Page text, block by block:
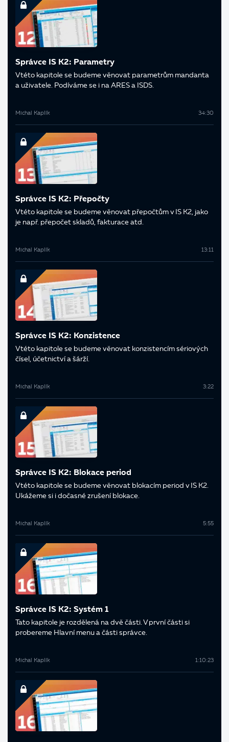
Správce IS K2: Parametry
V této kapitole se budeme věnovat parametrům mandanta
a uživatele. Podíváme se i na ARES a ISDS.
Michal Kaplík 34:30
Správce IS K2: Přepočty
V této kapitole se budeme věnovat přepočtům v IS K2, jako
je např. přepočet skladů, fakturace atd.
Michal Kaplík 13:11
Správce IS K2: Konzistence
V této kapitole se budeme věnovat konzistencím sériových
čísel, účetnictví a šárží.
Michal Kaplík 3:22
Správce IS K2: Blokace period
V této kapitole se budeme věnovat blokacím period v IS K2.
Ukážeme si i dočasné zrušení blokace.
Michal Kaplík 5:55
Správce IS K2: Systém 1
Tato kapitole je rozdělená na dvě části. V první části si
probereme Hlavní menu a části správce.
Michal Kaplík 1:10:23